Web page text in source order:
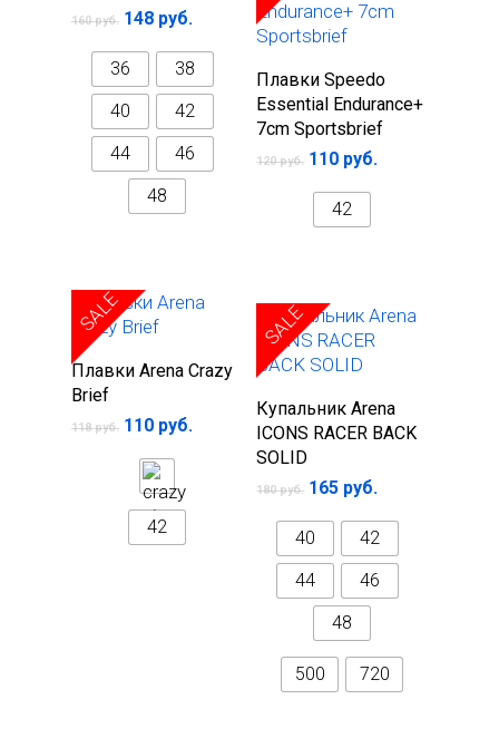
160руб. 148 руб.
36
38
40
42
44
46
48
Выберите
параметры
Плавки Speedo
Essential Endurance+
7cm Sportsbrief
120руб. 110 руб.
42
Выберите
параметры
SALE
Плавки Arena Crazy
Brief
118руб. 110 руб.
42
параметры
SALE
Купальник Arena
ICONS RACER BACK
SOLID
180руб. 165 руб.
40
42
44
46
48
500 720